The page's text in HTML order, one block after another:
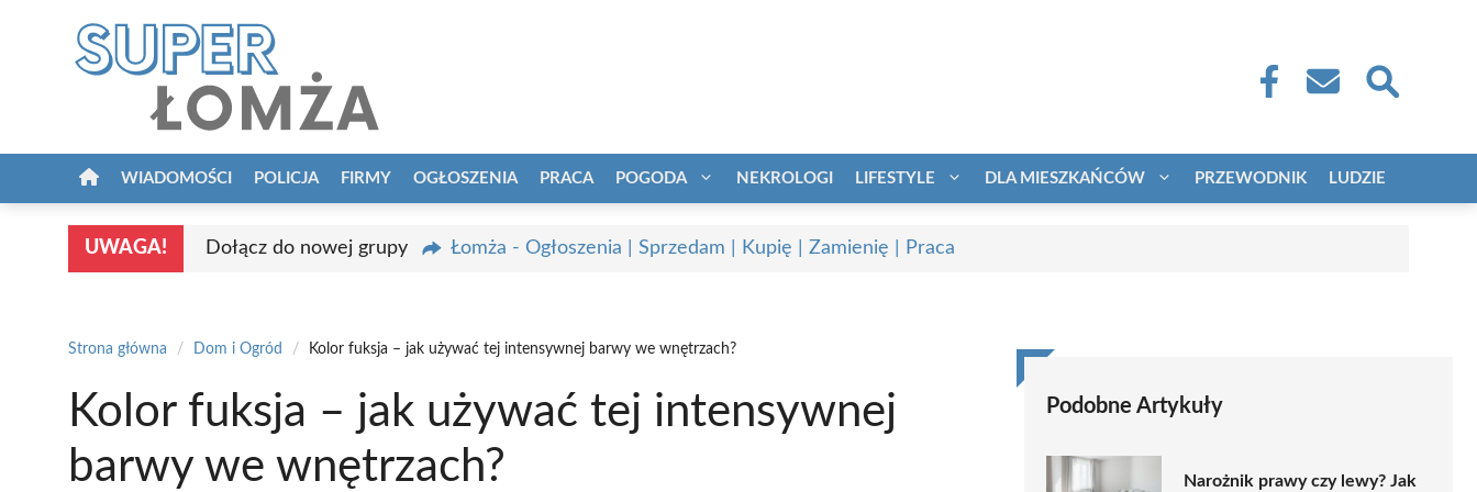
WIADOMOŚCI POLICJA FIRMY OGŁOSZENIA PRACA POGODA NEKROLOGI LIFESTYLE DLA MIESZKAŃCÓW PRZEWODNIK LUDZIE
UWAGA! Dołącz do nowej grupy Łomża - Ogłoszenia | Sprzedam | Kupię | Zamienię | Praca
Strona główna / Dom i Ogród / Kolor fuksja – jak używać tej intensywnej barwy we wnętrzach?
Kolor fuksja – jak używać tej intensywnej
barwy we wnętrzach?
Podobne Artykuły
Narożnik prawy czy lewy? Jak